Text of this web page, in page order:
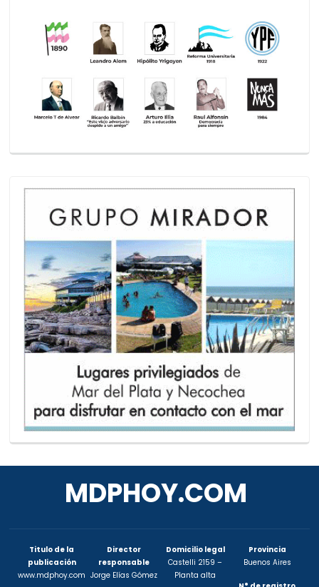
MDPHOY.COM
Titulo de la
publicación
www.mdphoy.com
Director
responsable
Jorge Elías Gómez
Domicilio legal
Castelli 2159 –
Planta alta
Provincia
Buenos Aires